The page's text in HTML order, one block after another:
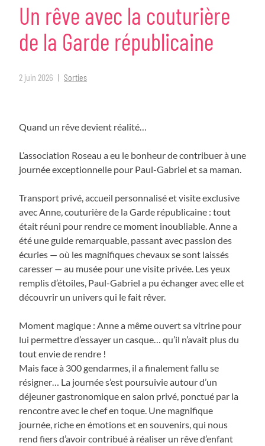
Un rêve avec la couturière
de la Garde républicaine
2 juin 2026 Sorties
Quand un rêve devient réalité…
L’association Roseau a eu le bonheur de contribuer à une
journée exceptionnelle pour Paul-Gabriel et sa maman.
Transport privé, accueil personnalisé et visite exclusive
avec Anne, couturière de la Garde républicaine : tout
était réuni pour rendre ce moment inoubliable. Anne a
été une guide remarquable, passant avec passion des
écuries — où les magnifiques chevaux se sont laissés
caresser — au musée pour une visite privée. Les yeux
remplis d’étoiles, Paul-Gabriel a pu échanger avec elle et
découvrir un univers qui le fait rêver.
Moment magique : Anne a même ouvert sa vitrine pour
lui permettre d’essayer un casque… qu’il n’avait plus du
tout envie de rendre !
Mais face à 300 gendarmes, il a finalement fallu se
résigner… La journée s’est poursuivie autour d’un
déjeuner gastronomique en salon privé, ponctué par la
rencontre avec le chef en toque. Une magnifique
journée, riche en émotions et en souvenirs, qui nous
rend fiers d’avoir contribué à réaliser un rêve d’enfant